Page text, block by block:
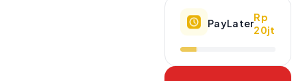
PayLater
Rp
20jt